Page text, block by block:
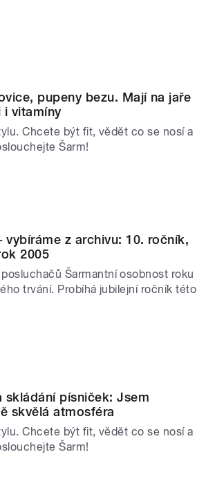
pupeny bezu. Mají na jaře
i vitamíny
Chcete být fit, vědět co se nosí a
Šarm!
z archivu: 10. ročník,
2005
Šarmantní osobnost roku
trvání. Probíhá jubilejní ročník této
skládání písniček: Jsem
skvělá atmosféra
Chcete být fit, vědět co se nosí a
Šarm!